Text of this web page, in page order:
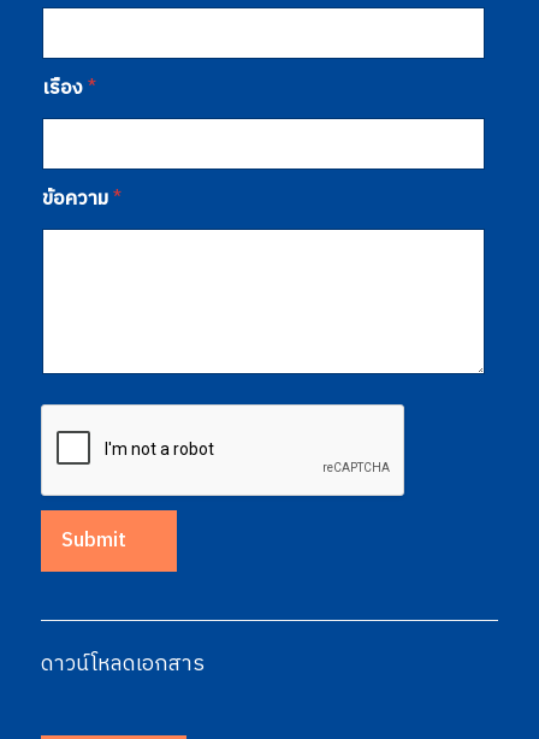
เรื่อง*
ข้อความ*
Submit
ดาวน์โหลดเอกสาร